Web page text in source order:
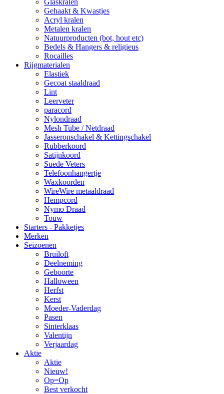
Glaskralen
Gehaakt & Kwastjes
Acryl kralen
Metalen kralen
Natuurproducten (bot, hout etc)
Bedels & Hangers & religieus
Rocailles
Rijgmaterialen
Elastiek
Gecoat staaldraad
Lint
Leerveter
paracord
Nylondraad
Mesh Tube / Netdraad
Jasseronschakel & Kettingschakel
Rubberkoord
Satijnkoord
Suede Veters
Telefoonhangertje
Waxkoorden
WireWire metaaldraad
Hempcord
Nymo Draad
Touw
Starters - Pakketjes
Merken
Seizoenen
Bruiloft
Deelneming
Geboorte
Halloween
Herfst
Kerst
Moeder-Vaderdag
Pasen
Sinterklaas
Valentijn
Verjaardag
Aktie
Aktie
Nieuw!
Op=Op
Best verkocht